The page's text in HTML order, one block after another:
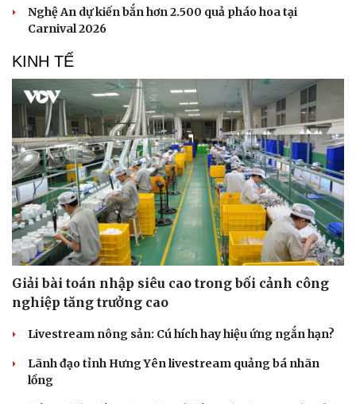
Nghệ An dự kiến bắn hơn 2.500 quả pháo hoa tại
Carnival 2026
KINH TẾ
Giải bài toán nhập siêu cao trong bối cảnh công
nghiệp tăng trưởng cao
Livestream nông sản: Cú hích hay hiệu ứng ngắn hạn?
Lãnh đạo tỉnh Hưng Yên livestream quảng bá nhãn
lồng